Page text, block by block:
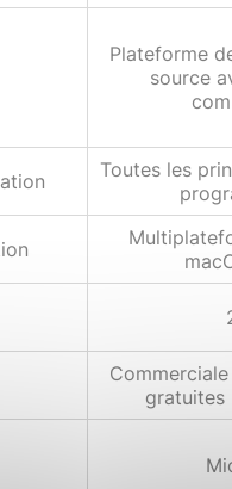
Plateforme
source
Toutes les
gratuites